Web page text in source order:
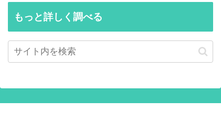
もっと詳しく調べる